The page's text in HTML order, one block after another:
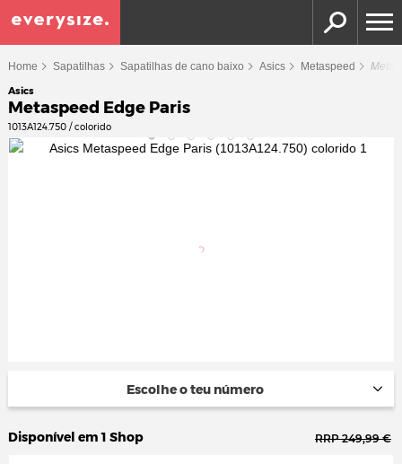
Home Sapatilhas Sapatilhas de cano baixo Asics Metaspeed
Asics
Metaspeed Edge Paris
1013A124.750 / colorido
Escolhe o teu número
Disponível em 1 Shop RRP 249,99 €